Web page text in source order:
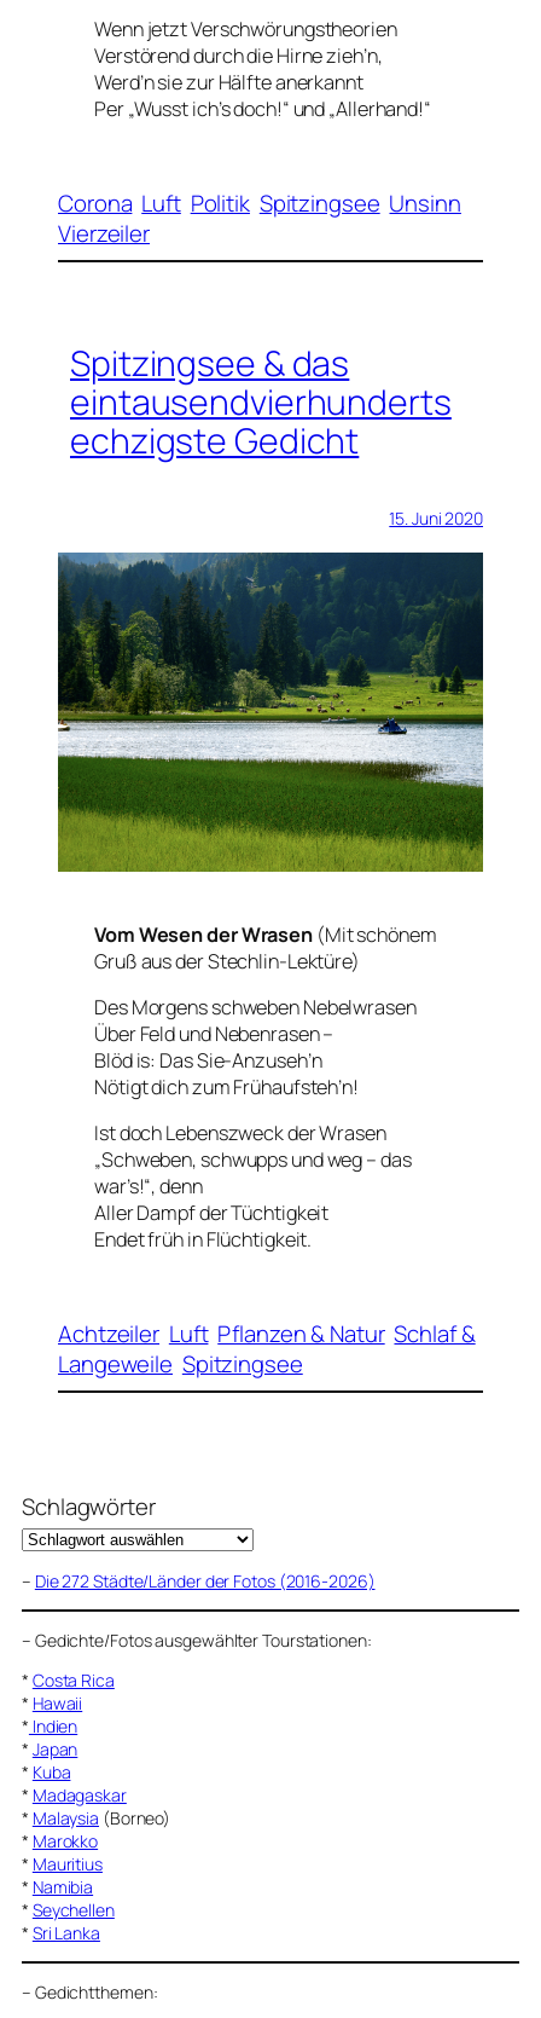
Wenn jetzt Verschwörungstheorien
Verstörend durch die Hirne zieh’n,
Werd’n sie zur Hälfte anerkannt
Per „Wusst ich’s doch!“ und „Allerhand!“
Corona Luft Politik Spitzingsee Unsinn
Vierzeiler
Spitzingsee & das
eintausendvierhunderts
echzigste Gedicht
15. Juni 2020
Vom Wesen der Wrasen (Mit schönem
Gruß aus der Stechlin-Lektüre)
Des Morgens schweben Nebelwrasen
Über Feld und Nebenrasen –
Blöd is: DasSie-Anzuseh’n
Nötigt dich zum Frühaufsteh’n!
Ist doch Lebenszweck der Wrasen
„Schweben, schwupps und weg – das
war’s!“, denn
Aller Dampf der Tüchtigkeit
Endet früh in Flüchtigkeit.
Achtzeiler Luft Pflanzen & Natur Schlaf &
Langeweile Spitzingsee
Schlagwörter
– Die 272 Städte/Länder der Fotos (2016-2026)
– Gedichte/Fotos ausgewählter Tourstationen:
* Costa Rica
* Hawaii
* Indien
* Japan
* Kuba
* Madagaskar
* Malaysia (Borneo)
* Marokko
* Mauritius
* Namibia
* Seychellen
* Sri Lanka
– Gedichtthemen: